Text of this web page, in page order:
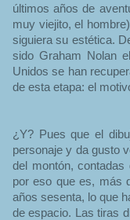
últimos años de
muy viejito, el
siguiera su estética.
sido Graham Nolan
Unidos se han
de esta etapa: el
¿Y? Pues que el
personaje y da gusto
del montón,
por eso que es, más
años sesenta, lo que
de espacio. Las tiras